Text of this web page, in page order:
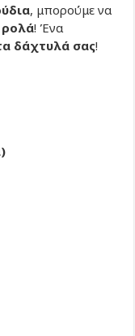
, μπορούμε να
! Ένα
δάχτυλά σας!